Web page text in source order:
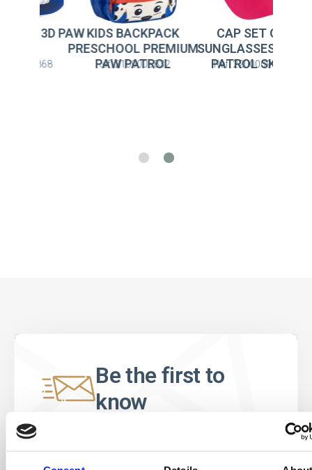
BACKPACK
PREMIUM
PATROL
2100005832
CAP SET OF
SUNGLASSES PAW
PATROL SKYE
Ref: 2200009865
KIDS BACKPACK 3D
PATROL
Ref: 2100005868
Be the first to
know